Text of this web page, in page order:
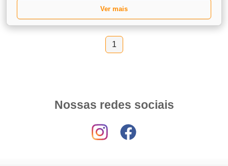
Ver mais
1
Nossas redes sociais